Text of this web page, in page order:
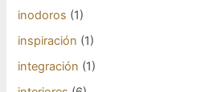
inodoros (1)
inspiración (1)
integración (1)